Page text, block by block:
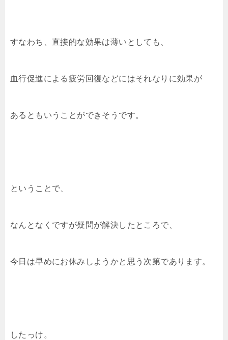
すなわち、直接的な効果は薄いとしても、
血行促進による疲労回復などにはそれなりに効果が
あるともいうことができそうです。
ということで、
なんとなくですが疑問が解決したところで、
今日は早めにお休みしようかと思う次第であります。
したっけ。